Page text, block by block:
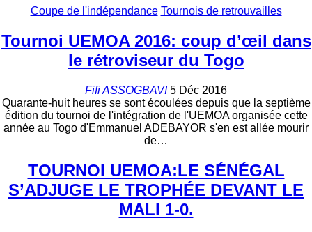
Coupe de l'indépendance Tournois de retrouvailles
Tournoi UEMOA 2016: coup d’œil dans
le rétroviseur du Togo
Fifi ASSOGBAVI5 Déc 2016
Quarante-huit heures se sont écoulées depuis que la septième
édition du tournoi de l'intégration de l'UEMOA organisée cette
année au Togo d'Emmanuel ADEBAYOR s'en est allée mourir
de…
TOURNOI UEMOA:LE SÉNÉGAL
S’ADJUGE LE TROPHÉE DEVANT LE
MALI 1-0.